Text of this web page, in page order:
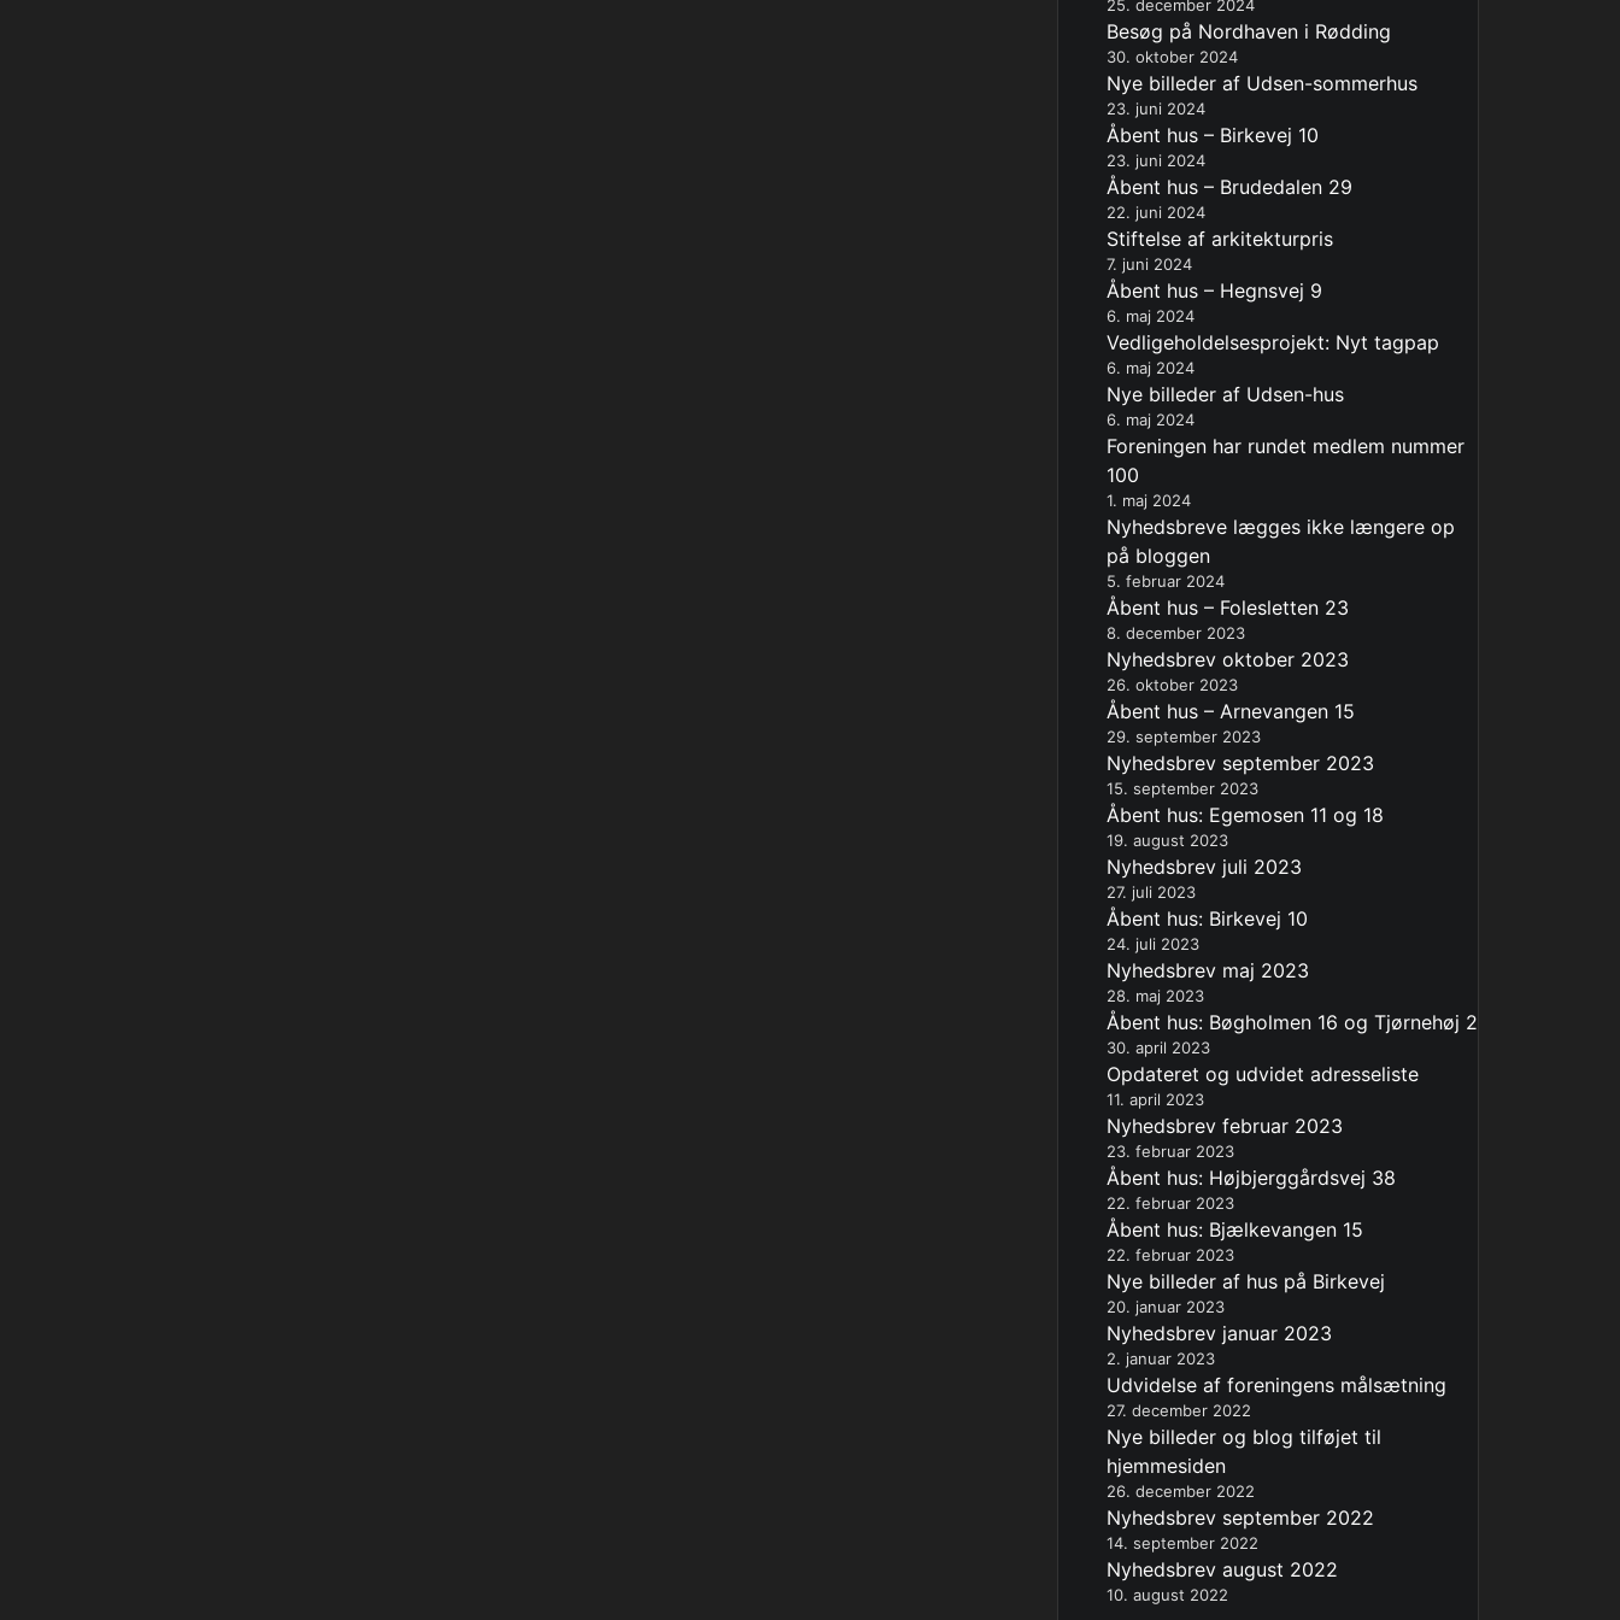
25. december 2024
Besøg på Nordhaven i Rødding
30. oktober 2024
Nye billeder af Udsen-sommerhus
23. juni 2024
Åbent hus – Birkevej 10
23. juni 2024
Åbent hus – Brudedalen 29
22. juni 2024
Stiftelse af arkitekturpris
7. juni 2024
Åbent hus – Hegnsvej 9
6. maj 2024
Vedligeholdelsesprojekt: Nyt tagpap
6. maj 2024
Nye billeder af Udsen-hus
6. maj 2024
Foreningen har rundet medlem nummer
100
1. maj 2024
Nyhedsbreve lægges ikke længere op
på bloggen
5. februar 2024
Åbent hus – Folesletten 23
8. december 2023
Nyhedsbrev oktober 2023
26. oktober 2023
Åbent hus – Arnevangen 15
29. september 2023
Nyhedsbrev september 2023
15. september 2023
Åbent hus: Egemosen 11 og 18
19. august 2023
Nyhedsbrev juli 2023
27. juli 2023
Åbent hus: Birkevej 10
24. juli 2023
Nyhedsbrev maj 2023
28. maj 2023
Åbent hus: Bøgholmen 16 og Tjørnehøj 2
30. april 2023
Opdateret og udvidet adresseliste
11. april 2023
Nyhedsbrev februar 2023
23. februar 2023
Åbent hus: Højbjerggårdsvej 38
22. februar 2023
Åbent hus: Bjælkevangen 15
22. februar 2023
Nye billeder af hus på Birkevej
20. januar 2023
Nyhedsbrev januar 2023
2. januar 2023
Udvidelse af foreningens målsætning
27. december 2022
Nye billeder og blog tilføjet til
hjemmesiden
26. december 2022
Nyhedsbrev september 2022
14. september 2022
Nyhedsbrev august 2022
10. august 2022